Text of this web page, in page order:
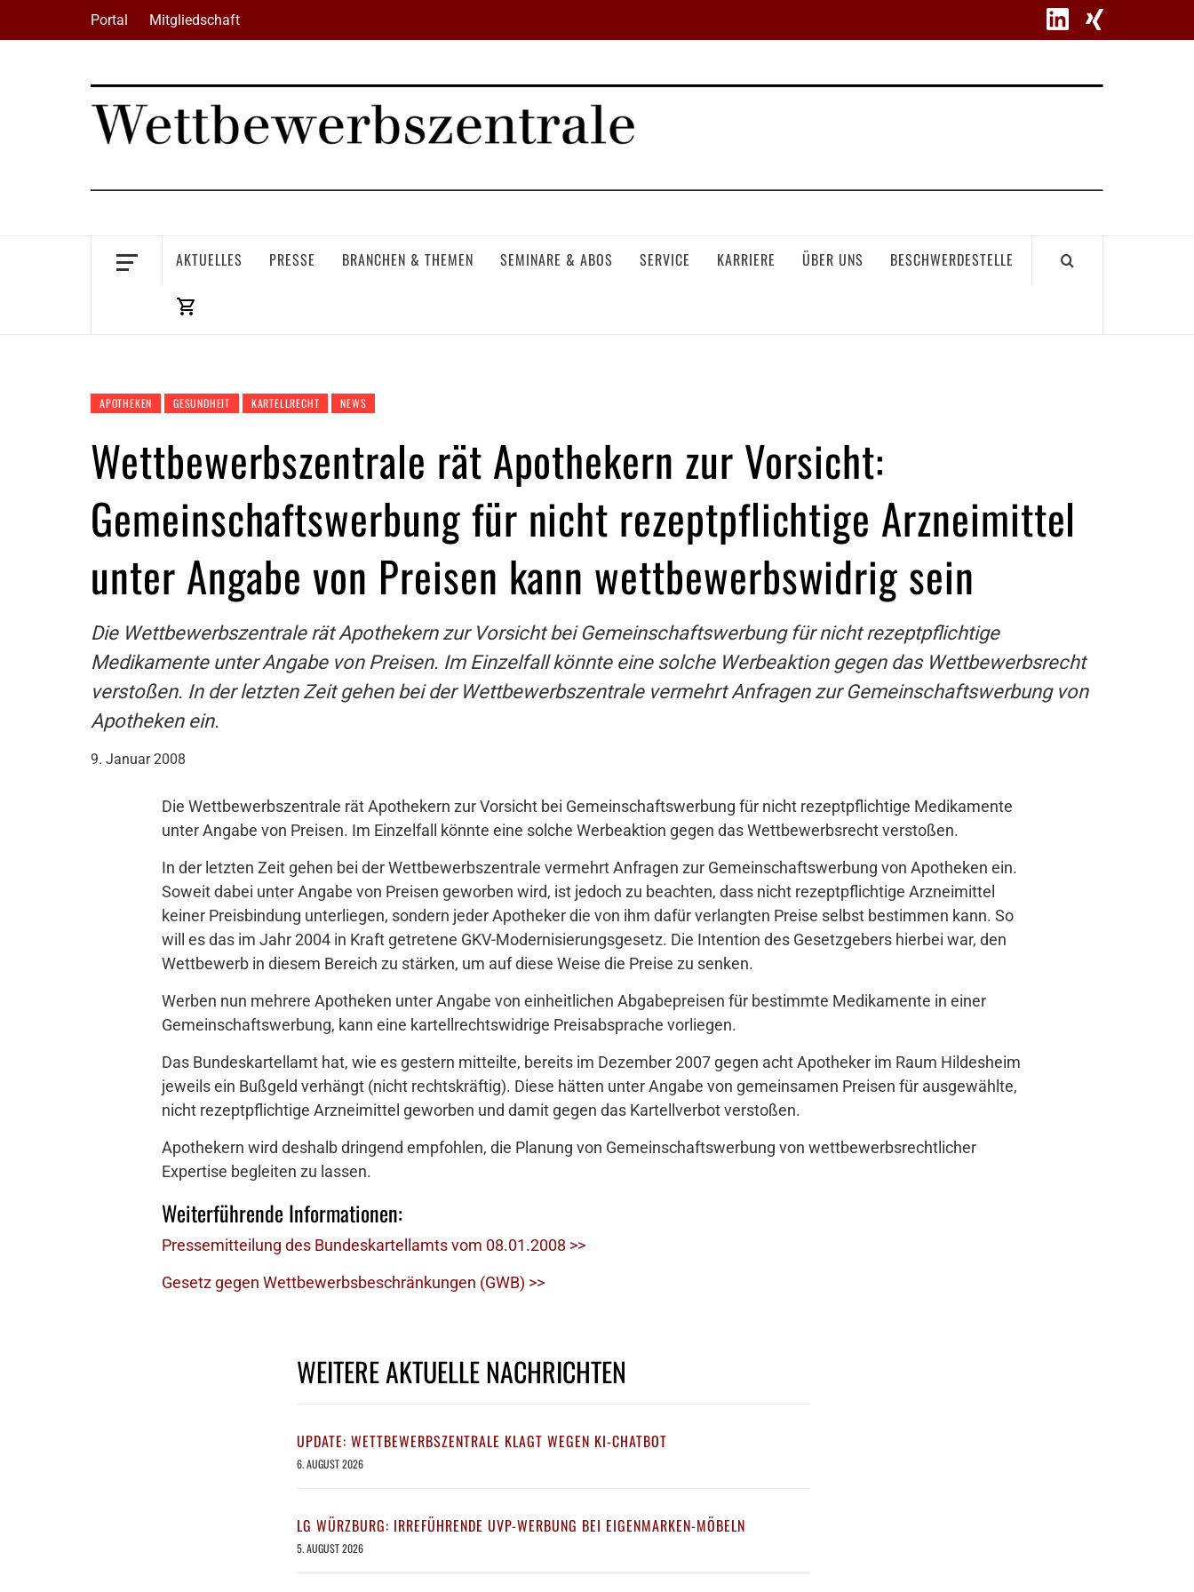
Portal Mitgliedschaft
AKTUELLES PRESSE BRANCHEN & THEMEN SEMINARE & ABOS SERVICE KARRIERE ÜBER UNS BESCHWERDESTELLE
APOTHEKEN GESUNDHEIT KARTELLRECHT NEWS
Wettbewerbszentrale rät Apothekern zur Vorsicht:
Gemeinschaftswerbung für nicht rezeptpflichtige Arzneimittel
unter Angabe von Preisen kann wettbewerbswidrig sein
Die Wettbewerbszentrale rät Apothekern zur Vorsicht bei Gemeinschaftswerbung für nicht rezeptpflichtige
Medikamente unter Angabe von Preisen. Im Einzelfall könnte eine solche Werbeaktion gegen das Wettbewerbsrecht
verstoßen. In der letzten Zeit gehen bei der Wettbewerbszentrale vermehrt Anfragen zur Gemeinschaftswerbung von
Apotheken ein.
9. Januar 2008
Die Wettbewerbszentrale rät Apothekern zur Vorsicht bei Gemeinschaftswerbung für nicht rezeptpflichtige Medikamente
unter Angabe von Preisen. Im Einzelfall könnte eine solche Werbeaktion gegen das Wettbewerbsrecht verstoßen.
In der letzten Zeit gehen bei der Wettbewerbszentrale vermehrt Anfragen zur Gemeinschaftswerbung von Apotheken ein.
Soweit dabei unter Angabe von Preisen geworben wird, ist jedoch zu beachten, dass nicht rezeptpflichtige Arzneimittel
keiner Preisbindung unterliegen, sondern jeder Apotheker die von ihm dafür verlangten Preise selbst bestimmen kann. So
will es das im Jahr 2004 in Kraft getretene GKV-Modernisierungsgesetz. Die Intention des Gesetzgebers hierbei war, den
Wettbewerb in diesem Bereich zu stärken, um auf diese Weise die Preise zu senken.
Werben nun mehrere Apotheken unter Angabe von einheitlichen Abgabepreisen für bestimmte Medikamente in einer
Gemeinschaftswerbung, kann eine kartellrechtswidrige Preisabsprache vorliegen.
Das Bundeskartellamt hat, wie es gestern mitteilte, bereits im Dezember 2007 gegen acht Apotheker im Raum Hildesheim
jeweils ein Bußgeld verhängt (nicht rechtskräftig). Diese hätten unter Angabe von gemeinsamen Preisen für ausgewählte,
nicht rezeptpflichtige Arzneimittel geworben und damit gegen das Kartellverbot verstoßen.
Apothekern wird deshalb dringend empfohlen, die Planung von Gemeinschaftswerbung von wettbewerbsrechtlicher
Expertise begleiten zu lassen.
Weiterführende Informationen:
Pressemitteilung des Bundeskartellamts vom 08.01.2008 >>
Gesetz gegen Wettbewerbsbeschränkungen (GWB) >>
WEITERE AKTUELLE NACHRICHTEN
UPDATE: WETTBEWERBSZENTRALE KLAGT WEGEN KI-CHATBOT
6. AUGUST 2026
LG WÜRZBURG: IRREFÜHRENDE UVP-WERBUNG BEI EIGENMARKEN-MÖBELN
5. AUGUST 2026